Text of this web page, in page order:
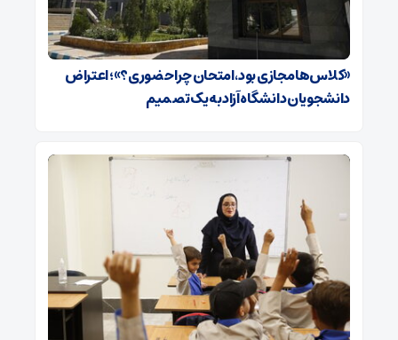
«کلاس‌ها مجازی بود، امتحان چرا حضوری؟»؛ اعتراض
دانشجویان دانشگاه آزاد به یک تصمیم